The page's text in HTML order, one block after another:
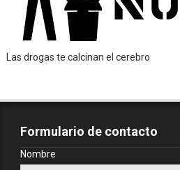
Las drogas te calcinan el cerebro
Formulario de contacto
Nombre